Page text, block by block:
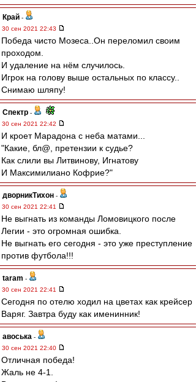
Край -
30 сен 2021 22:43
Победа чисто Мозеса..Он переломил своим
проходом.
И удаление на нём случилось.
Игрок на голову выше остальных по классу..
Снимаю шляпу!
Спектр -
30 сен 2021 22:42
И кроет Марадона с неба матами...
"Какие, бл@, претензии к судье?
Как слили вы Литвинову, Игнатову
И Максимилиано Кофрие?"
дворникТихон -
30 сен 2021 22:41
Не выгнать из команды Ломовицкого после
Легии - это огромная ошибка.
Не выгнать его сегодня - это уже преступление
против футбола!!!
taram -
30 сен 2021 22:41
Сегодня по отелю ходил на цветах как крейсер
Варяг. Завтра буду как именинник!
авоська -
30 сен 2021 22:40
Отличная победа!
Жаль не 4-1.